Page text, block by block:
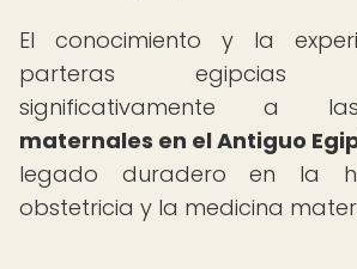
El conocimiento y la
parteras egipcias
significativamente a
maternales en el Antiguo
legado duradero en la
obstetricia y la medicina